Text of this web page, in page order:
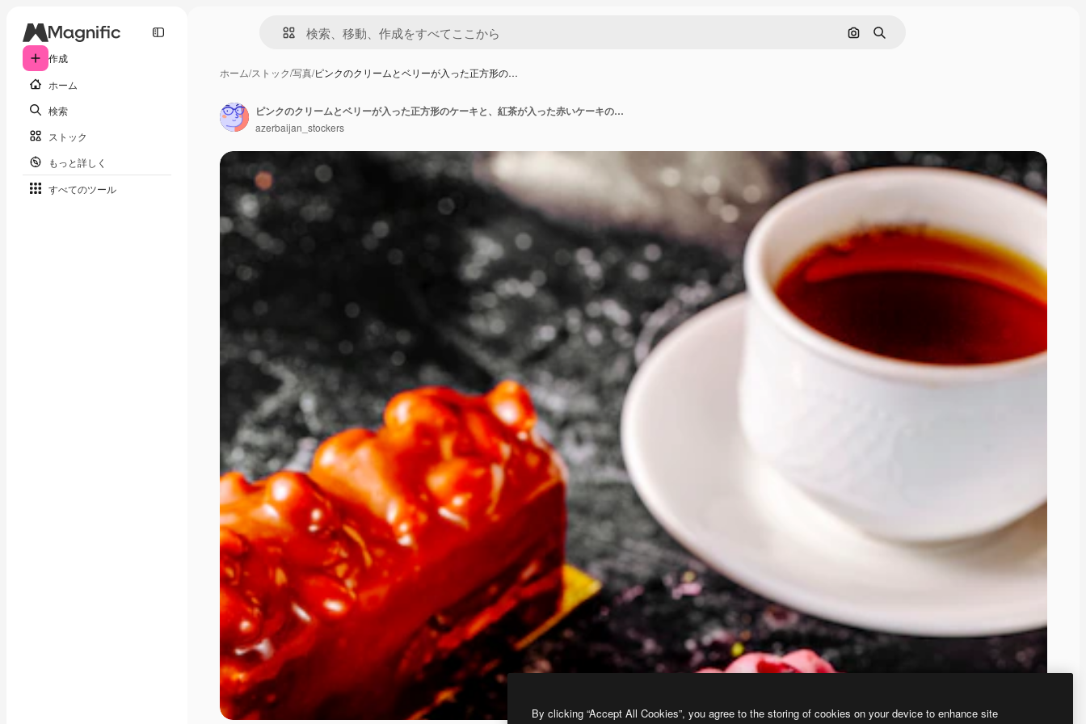
作成
ホーム
検索
ストック
もっと詳しく
すべてのツール
画像で検索
検索
ホーム/ストック/写真/ピンクのクリームとベリーが入った正方形の…
ピンクのクリームとベリーが入った正方形のケーキと、紅茶が入った赤いケーキのもう1つのスライス。
azerbaijan_stockers
By clicking “Accept All Cookies”, you agree to the storing of cookies on your device to enhance site